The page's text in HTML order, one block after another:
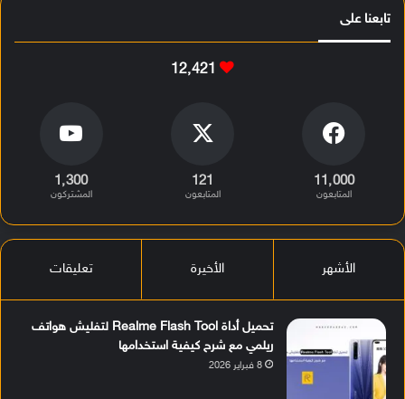
تابعنا على
12٬421
11٬000
المتابعون
121
المتابعون
1٬300
المشتركون
الأشهر الأخيرة تعليقات
تحميل أداة Realme Flash Tool لتفليش هواتف
ريلمي مع شرح كيفية استخدامها
8 فبراير 2026